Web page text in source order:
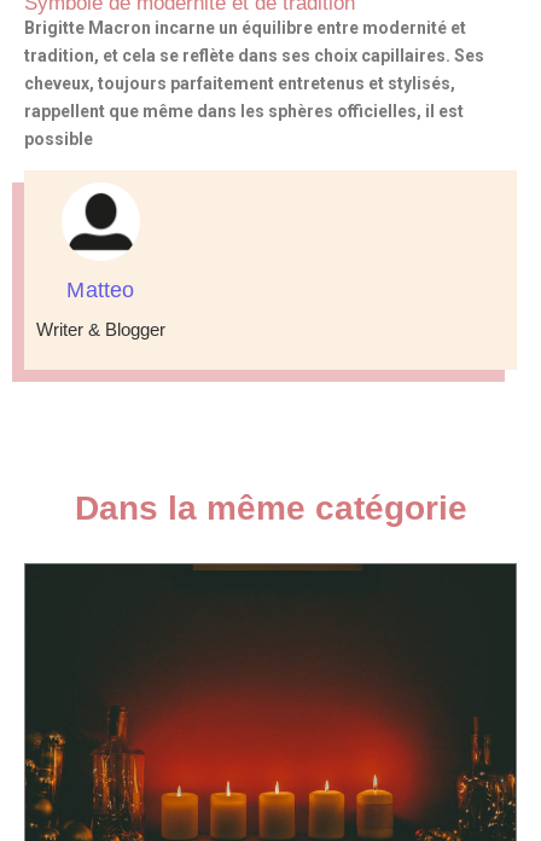
Brigitte Macron incarne un équilibre entre modernité et
tradition, et cela se reflète dans ses choix capillaires. Ses
cheveux, toujours parfaitement entretenus et stylisés,
rappellent que même dans les sphères officielles, il est
possible
Matteo
Writer & Blogger
Dans la même catégorie